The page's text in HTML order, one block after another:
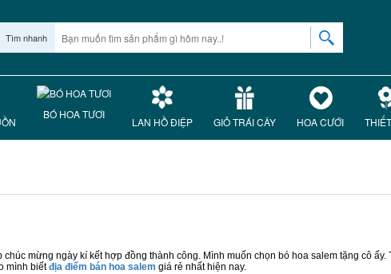
Tìm nhanh
BÓ HOA TƯƠI
LAN HỒ ĐIỆP GIỎ TRÁI CÂY HOA CƯỚI
mừng ngày kí kết hợp đồng thành công. Mình muốn chọn bó hoa salem tặng cô
mình biếtđịa điểm bán hoa salem giá rẻ nhất hiện nay.